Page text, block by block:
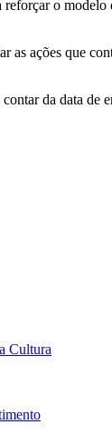
o
as ações que
da data de
Cultura